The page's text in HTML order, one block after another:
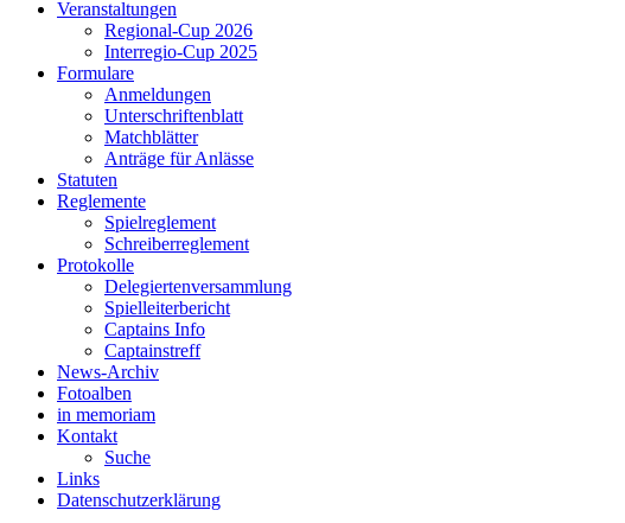
Veranstaltungen
Regional-Cup 2026
Interregio-Cup 2025
Formulare
Anmeldungen
Unterschriftenblatt
Matchblätter
Anträge für Anlässe
Statuten
Reglemente
Spielreglement
Schreiberreglement
Protokolle
Delegiertenversammlung
Spielleiterbericht
Captains Info
Captainstreff
News-Archiv
Fotoalben
in memoriam
Kontakt
Suche
Links
Datenschutzerklärung